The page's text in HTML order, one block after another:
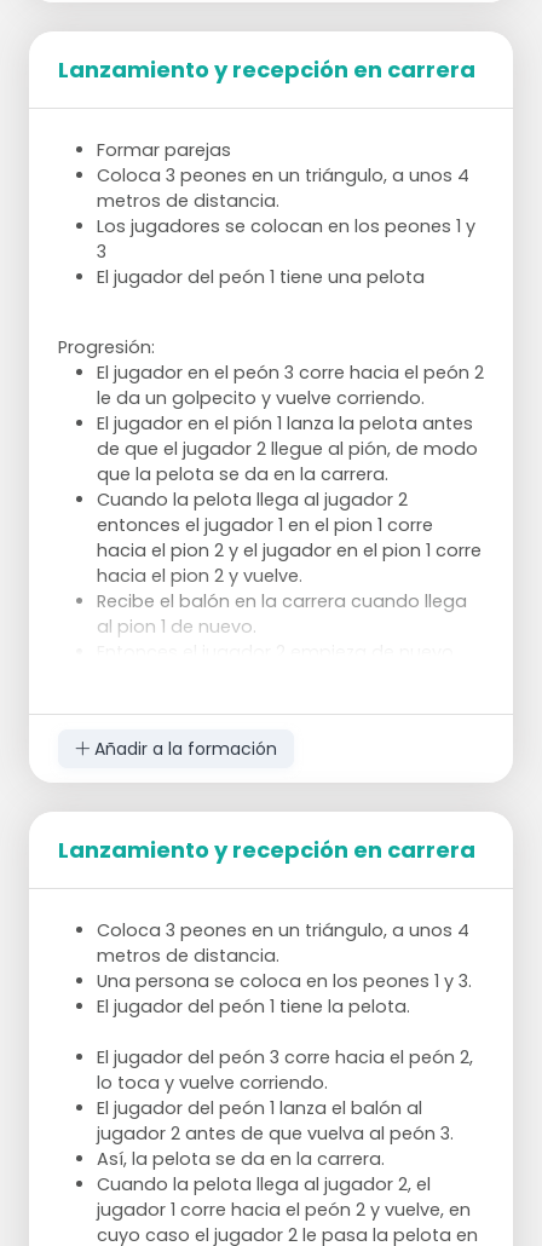
Lanzamiento y recepción en carrera
Formar parejas
Coloca 3 peones en un triángulo, a unos 4
metros de distancia.
Los jugadores se colocan en los peones 1 y
3
El jugador del peón 1 tiene una pelota
Progresión:
El jugador en el peón 3 corre hacia el peón 2
le da un golpecito y vuelve corriendo.
El jugador en el pión 1 lanza la pelota antes
de que el jugador 2 llegue al pión, de modo
que la pelota se da en la carrera.
Cuando la pelota llega al jugador 2
entonces el jugador 1 en el pion 1 corre
hacia el pion 2 y el jugador en el pion 1 corre
hacia el pion 2 y vuelve.
Recibe el balón en la carrera cuando llega
al pion 1 de nuevo.
El jugador 1 corre hacia el pión 2 y el jugador
Después de lanzar, el jugador 2 corre
directamente hacia el peón 1 y recibe el
balón en carrera del jugador 1.
El jugador 1 corre de nuevo hacia el peón
Cuando el entrenador dice sí, los jugadores
se giran hacia el otro lado.
Asegúrate de que siguen lanzando con la
mano exterior.
Añadir a la formación
Lanzamiento y recepción en carrera
Coloca 3 peones en un triángulo, a unos 4
metros de distancia.
Una persona se coloca en los peones 1 y 3.
El jugador del peón 1 tiene la pelota.
El jugador del peón 3 corre hacia el peón 2,
lo toca y vuelve corriendo.
El jugador del peón 1 lanza el balón al
jugador 2 antes de que vuelva al peón 3.
Así, la pelota se da en la carrera.
Cuando la pelota llega al jugador 2, el
jugador 1 corre hacia el peón 2 y vuelve, en
cuyo caso el jugador 2 le pasa la pelota en